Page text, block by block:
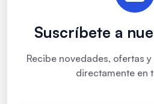
Suscríbete a
Recibe novedades, ofertas
directamente en